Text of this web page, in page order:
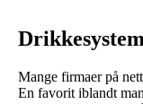
Mange firmaer på
En favorit iblandt